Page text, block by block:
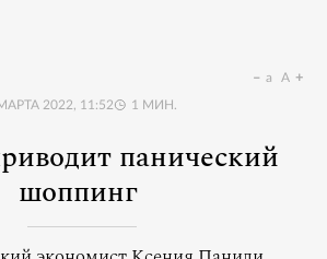
2022, 11:52 1 МИН.
a A
панический
шоппинг